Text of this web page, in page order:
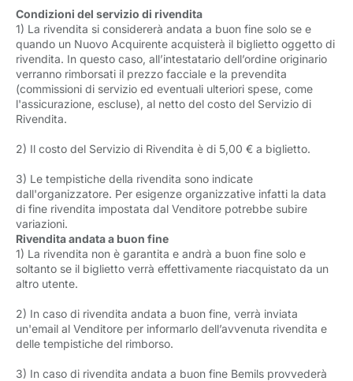
Condizioni del servizio di rivendita
1) La rivendita si considererà andata a buon fine solo se e
quando un Nuovo Acquirente acquisterà il biglietto oggetto di
rivendita. In questo caso, all’intestatario dell’ordine originario
verranno rimborsati il prezzo facciale e la prevendita
(commissioni di servizio ed eventuali ulteriori spese, come
l'assicurazione, escluse), al netto del costo del Servizio di
Rivendita.
2) Il costo del Servizio di Rivendita è di 5,00 € a biglietto.
3) Le tempistiche della rivendita sono indicate
dall'organizzatore. Per esigenze organizzative infatti la data
di fine rivendita impostata dal Venditore potrebbe subire
variazioni.
Rivendita andata a buon fine
1) La rivendita non è garantita e andrà a buon fine solo e
soltanto se il biglietto verrà effettivamente riacquistato da un
altro utente.
2) In caso di rivendita andata a buon fine, verrà inviata
un'email al Venditore per informarlo dell’avvenuta rivendita e
delle tempistiche del rimborso.
3) In caso di rivendita andata a buon fine Bemils provvederà